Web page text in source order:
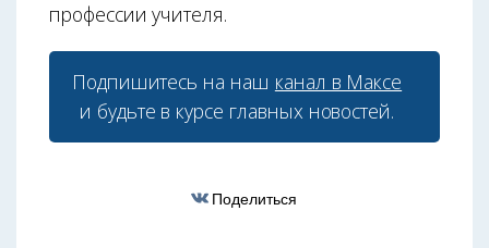
профессии учителя.
Подпишитесь на наш канал в Максе
и будьте в курсе главных новостей.
Поделиться